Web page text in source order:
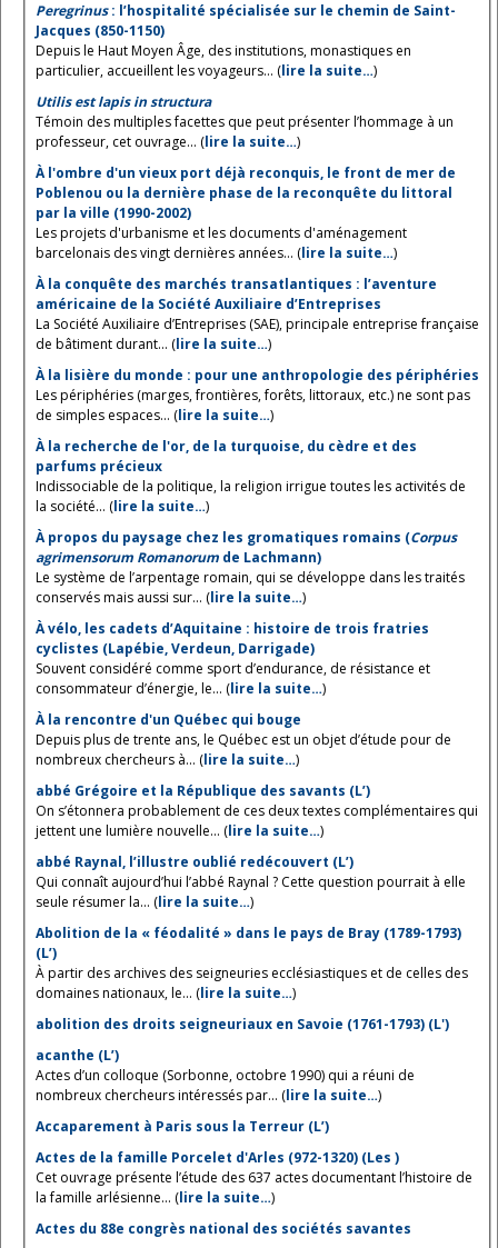
Peregrinus: l’hospitalité spécialisée sur le chemin de Saint-
Jacques (850-1150)
Depuis le Haut Moyen Âge, des institutions, monastiques en
particulier, accueillent les voyageurs... (lire la suite…)
Utilis est lapis in structura
Témoin des multiples facettes que peut présenter l’hommage à un
professeur, cet ouvrage... (lire la suite…)
À l'ombre d'un vieux port déjà reconquis, le front de mer de
Poblenou ou la dernière phase de la reconquête du littoral
par la ville (1990-2002)
Les projets d'urbanisme et les documents d'aménagement
barcelonais des vingt dernières années... (lire la suite…)
À la conquête des marchés transatlantiques : l’aventure
américaine de la Société Auxiliaire d’Entreprises
La Société Auxiliaire d’Entreprises (SAE), principale entreprise française
de bâtiment durant... (lire la suite…)
À la lisière du monde : pour une anthropologie des périphéries
Les périphéries (marges, frontières, forêts, littoraux, etc.) ne sont pas
de simples espaces... (lire la suite…)
À la recherche de l'or, de la turquoise, du cèdre et des
parfums précieux
Indissociable de la politique, la religion irrigue toutes les activités de
la société... (lire la suite…)
À propos du paysage chez les gromatiques romains (Corpus
agrimensorum Romanorum de Lachmann)
Le système de l’arpentage romain, qui se développe dans les traités
conservés mais aussi sur... (lire la suite…)
À vélo, les cadets d’Aquitaine : histoire de trois fratries
cyclistes (Lapébie, Verdeun, Darrigade)
Souvent considéré comme sport d’endurance, de résistance et
consommateur d’énergie, le... (lire la suite…)
À la rencontre d'un Québec qui bouge
Depuis plus de trente ans, le Québec est un objet d’étude pour de
nombreux chercheurs à... (lire la suite…)
abbé Grégoire et la République des savants (L’)
On s’étonnera probablement de ces deux textes complémentaires qui
jettent une lumière nouvelle... (lire la suite…)
abbé Raynal, l’illustre oublié redécouvert (L’)
Qui connaît aujourd’hui l’abbé Raynal ? Cette question pourrait à elle
seule résumer la... (lire la suite…)
Abolition de la « féodalité » dans le pays de Bray (1789-1793)
(L’)
À partir des archives des seigneuries ecclésiastiques et de celles des
domaines nationaux, le... (lire la suite…)
abolition des droits seigneuriaux en Savoie (1761-1793) (L')
acanthe (L’)
Actes d’un colloque (Sorbonne, octobre 1990) qui a réuni de
nombreux chercheurs intéressés par... (lire la suite…)
Accaparement à Paris sous la Terreur (L’)
Actes de la famille Porcelet d'Arles (972-1320) (Les )
Cet ouvrage présente l’étude des 637 actes documentant l’histoire de
la famille arlésienne... (lire la suite…)
Actes du 88e congrès national des sociétés savantes